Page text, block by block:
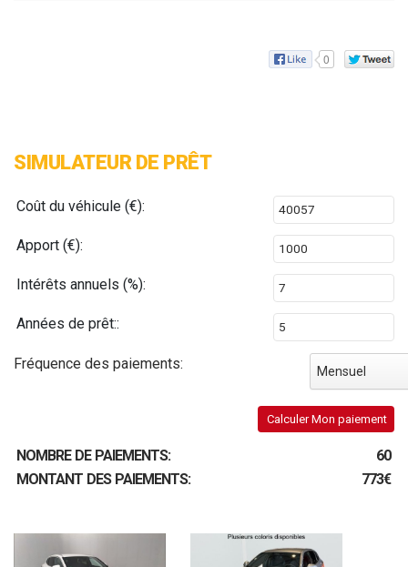
0
SIMULATEUR DE PRÊT
Coût du véhicule (€):
Apport (€):
Intérêts annuels (%):
Années de prêt::
Fréquence des paiements: Mensuel
Calculer Mon paiement
NOMBRE DE PAIEMENTS:
60
MONTANT DES PAIEMENTS:
773€